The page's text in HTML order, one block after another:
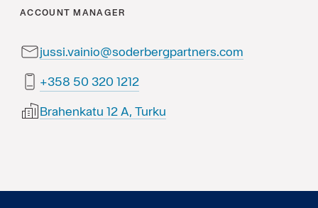
ACCOUNT MANAGER
jussi.vainio@soderbergpartners.com
2121 023 05 853+
Brahenkatu 12 A, Turku